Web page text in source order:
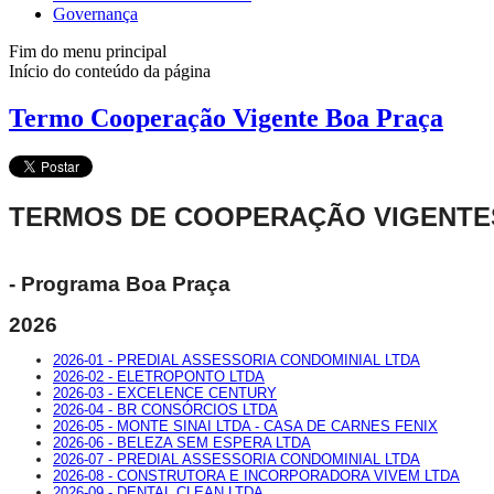
Governança
Fim do menu principal
Início do conteúdo da página
Termo Cooperação Vigente Boa Praça
TERMOS DE COOPERAÇÃO
- Programa Boa Praça
2026
2026-01 - PREDIAL ASSESSORIA CONDOMINIAL LTDA
2026-02 - ELETROPONTO LTDA
2026-03 - EXCELENCE CENTURY
2026-04 - BR CONSÓRCIOS LTDA
2026-05 - MONTE SINAI LTDA - CASA DE CARNES FENIX
2026-06 - BELEZA SEM ESPERA LTDA
2026-07 - PREDIAL ASSESSORIA CONDOMINIAL LTDA
2026-08 - CONSTRUTORA E INCORPORADORA VIVEM LTDA